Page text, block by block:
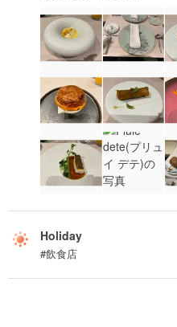
Holiday
#飲食店